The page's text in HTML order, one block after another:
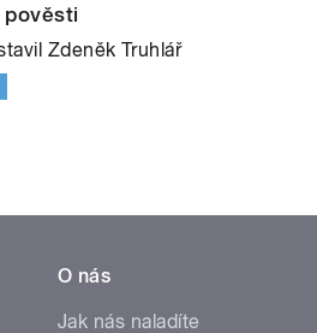
pověsti
Zdeněk Truhlář
O nás
Jak nás naladíte